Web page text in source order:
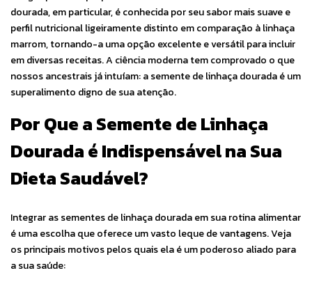
dourada, em particular, é conhecida por seu sabor mais suave e
perfil nutricional ligeiramente distinto em comparação à linhaça
marrom, tornando-a uma opção excelente e versátil para incluir
em diversas receitas. A ciência moderna tem comprovado o que
nossos ancestrais já intuíam: a semente de linhaça dourada é um
superalimento digno de sua atenção.
Por Que a Semente de Linhaça
Dourada é Indispensável na Sua
Dieta Saudável?
Integrar as sementes de linhaça dourada em sua rotina alimentar
é uma escolha que oferece um vasto leque de vantagens. Veja
os principais motivos pelos quais ela é um poderoso aliado para
a sua saúde: